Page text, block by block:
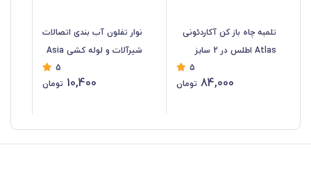
تلمبه چاه باز کن آکاردئونی
Atlas اطلس در 2 سایز
5
84,000 تومان
نوار تفلون آب بندی اتصالات
شیرآلات و لوله کشی Asia
5
10,400 تومان